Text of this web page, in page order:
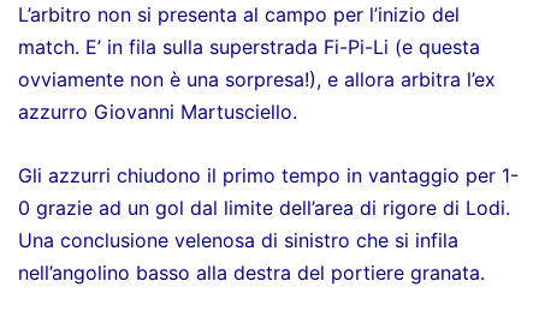
L’arbitro non si presenta al campo per l’inizio del
match. E’ in fila sulla superstrada Fi-Pi-Li (e questa
ovviamente non è una sorpresa!), e allora arbitra l’ex
azzurro Giovanni Martusciello.
Gli azzurri chiudono il primo tempo in vantaggio per 1-
0 grazie ad un gol dal limite dell’area di rigore di Lodi.
Una conclusione velenosa di sinistro che si infila
nell’angolino basso alla destra del portiere granata.